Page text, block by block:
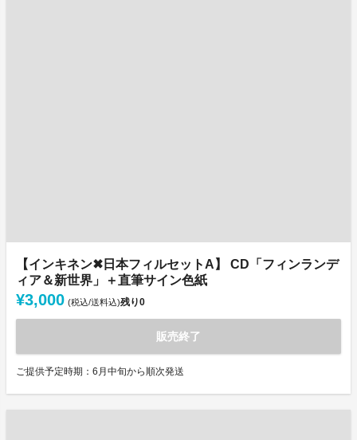
【インキネン✖日本フィルセットA】 CD「フィンランデ
ィア＆新世界」＋直筆サイン色紙
¥3,000 (税込/送料込)残り0
販売終了
ご提供予定時期：6月中旬から順次発送